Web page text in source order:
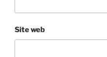
Site web